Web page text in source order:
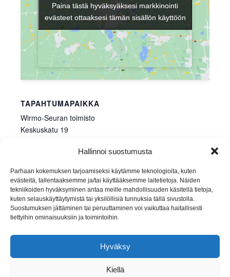
Hallinnoi suostumusta
Parhaan kokemuksen tarjoamiseksi käytämme teknologioita, kuten
evästeitä, tallentaaksemme ja/tai käyttääksemme laitetietoja. Näiden
tekniikoiden hyväksyminen antaa meille mahdollisuuden käsitellä tietoja,
kuten selauskäyttäytymistä tai yksilöllisiä tunnuksia tällä sivustolla.
Suostumuksen jättäminen tai peruuttaminen voi vaikuttaa haitallisesti
tiettyihin ominaisuuksiin ja toimintoihin.
Hyväksy
Kiellä
TAPAHTUMAPAIKKA
Wirmo-Seuran toimisto
Keskuskatu 19
Näytä Tapahtumapaikka WWW-sivusto
Paina tästä hyväksyäksesi markkinointi
evästeet ottaaksesi tämän sisällön käyttöön
Paina tästä hyväksyäksesi markkinointi
evästeet ottaaksesi tämän sisällön käyttöön
Johan Gadolinin syntymäpäivä Päivystys
Liity jäseneksi
Seuraa meitä:
Facebook